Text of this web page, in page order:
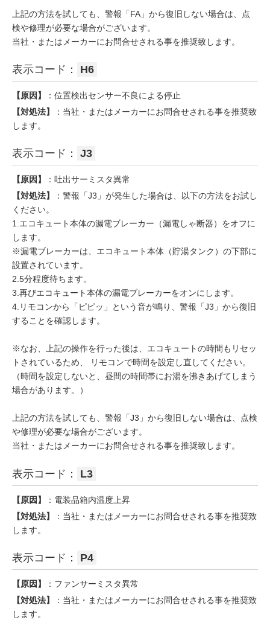
上記の方法を試しても、警報「FA」から復旧しない場合は、点
検や修理が必要な場合がございます。
当社・またはメーカーにお問合せされる事を推奨致します。
表示コード： H6
【原因】
：位置検出センサー不良による停止
【対処法】
：当社・またはメーカーにお問合せされる事を推奨致
します。
表示コード： J3
【原因】
：吐出サーミスタ異常
【対処法】
：警報「J3」が発生した場合は、以下の方法をお試し
ください。
1.エコキュート本体の漏電ブレーカー（漏電しゃ断器）をオフに
します。
※漏電ブレーカーは、エコキュート本体（貯湯タンク）の下部に
設置されています。
2.5分程度待ちます。
3.再びエコキュート本体の漏電ブレーカーをオンにします。
4.リモコンから「ピピッ」という音が鳴り、警報「J3」から復旧
することを確認します。
※なお、上記の操作を行った後は、エコキュートの時間もリセッ
トされているため、 リモコンで時間を設定し直してください。
（時間を設定しないと、昼間の時間帯にお湯を沸きあげてしまう
場合があります。）
上記の方法を試しても、警報「J3」から復旧しない場合は、点検
や修理が必要な場合がございます。
当社・またはメーカーにお問合せされる事を推奨致します。
表示コード： L3
【原因】
：電装品箱内温度上昇
【対処法】
：当社・またはメーカーにお問合せされる事を推奨致
します。
表示コード： P4
【原因】
：ファンサーミスタ異常
【対処法】
：当社・またはメーカーにお問合せされる事を推奨致
します。